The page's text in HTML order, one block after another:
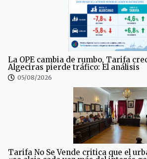
La OPE cambia de rumbo, Tarifa
Algeciras pierde tráfico: El análisis
05/08/2026
Tarifa No Se Vende critica que el